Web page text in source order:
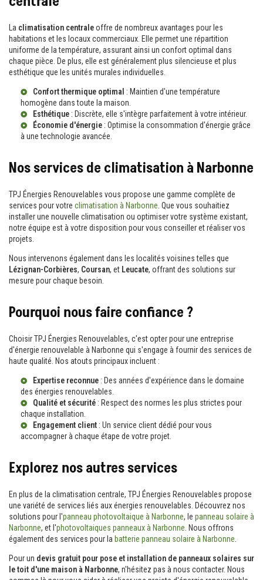
La climatisation centraleoffre de nombreux avantages pour les
habitations et les locaux commerciaux. Elle permet une répartition
uniforme de la température, assurant ainsi un confort optimal dans
chaque pièce. De plus, elle est généralement plus silencieuse et plus
esthétique que les unités murales individuelles.
Confort thermique optimal : Maintien d'une température
homogène dans toute la maison.
Esthétique : Discrète, elle s'intègre parfaitement à votre intérieur.
Économie d'énergie : Optimise la consommation d'énergie grâce
à une technologie avancée.
Nos services de climatisation à Narbonne
TPJ Énergies Renouvelables vous propose une gamme complète de
services pour votre climatisation à Narbonne . Que vous souhaitiez
installer une nouvelle climatisation ou optimiser votre système existant,
notre équipe est à votre disposition pour vous conseiller et réaliser vos
projets.
Nous intervenons également dans les localités voisines telles que
Lézignan-Corbières, Coursan, et Leucate, offrant des solutions sur
mesure pour chaque besoin.
Pourquoi nous faire confiance ?
Choisir TPJ Énergies Renouvelables, c'est opter pour une entreprise
d'énergie renouvelable à Narbonne qui s'engage à fournir des services de
haute qualité. Nos atouts principaux incluent :
Expertise reconnue : Des années d'expérience dans le domaine
des énergies renouvelables.
Qualité et sécurité : Respect des normes les plus strictes pour
chaque installation.
Engagement client : Un service client dédié pour vous
accompagner à chaque étape de votre projet.
Explorez nos autres services
En plus de la climatisation centrale, TPJ Énergies Renouvelables propose
une variété de services liés aux énergies renouvelables. Découvrez nos
solutions pour l'panneau photovoltaique à Narbonne, le panneau solaire à
Narbonne, et l'photovoltaiques panneaux à Narbonne . Nous offrons
également des services pour la batterie panneau solaire à Narbonne
Pour un devis gratuit pour pose et installation de panneaux solaires sur
le toit d'une maison à Narbonne, n'hésitez pas à nous contacter. Nous